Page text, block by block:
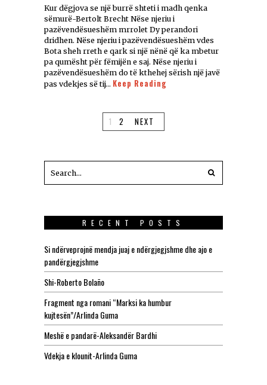
Kur dëgjova se një burrë shteti i madh qenka
sëmurë-Bertolt Brecht Nëse njeriu i
pazëvendësueshëm mrrolet Dy perandori
dridhen. Nëse njeriu i pazëvendësueshëm vdes
Bota sheh rreth e qark si një nënë që ka mbetur
pa qumësht për fëmijën e saj. Nëse njeriu i
pazëvendësueshëm do të kthehej sërish një javë
pas vdekjes së tij… Keep Reading
1 2 NEXT
RECENT POSTS
Si ndërveprojnë mendja juaj e ndërgjegjshme dhe ajo e
pandërgjegjshme
Shi-Roberto Bolaño
Fragment nga romani “Marksi ka humbur
kujtesën”/Arlinda Guma
Meshë e pandarë-Aleksandër Bardhi
Vdekja e klounit-Arlinda Guma